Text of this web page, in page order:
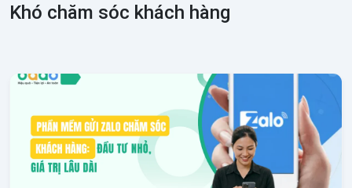
Khó chăm sóc khách hàng